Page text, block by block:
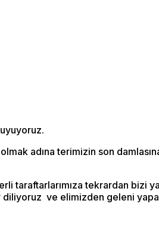
adına terimizin son
tekrardan bizi
diliyoruz ve elimizden geleni